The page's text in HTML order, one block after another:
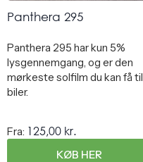
Panthera 295
Panthera 295 har kun 5%
lysgennemgang, og er den
mørkeste solfilm du kan få til
biler.
Fra: 125,00 kr.
KØB HER